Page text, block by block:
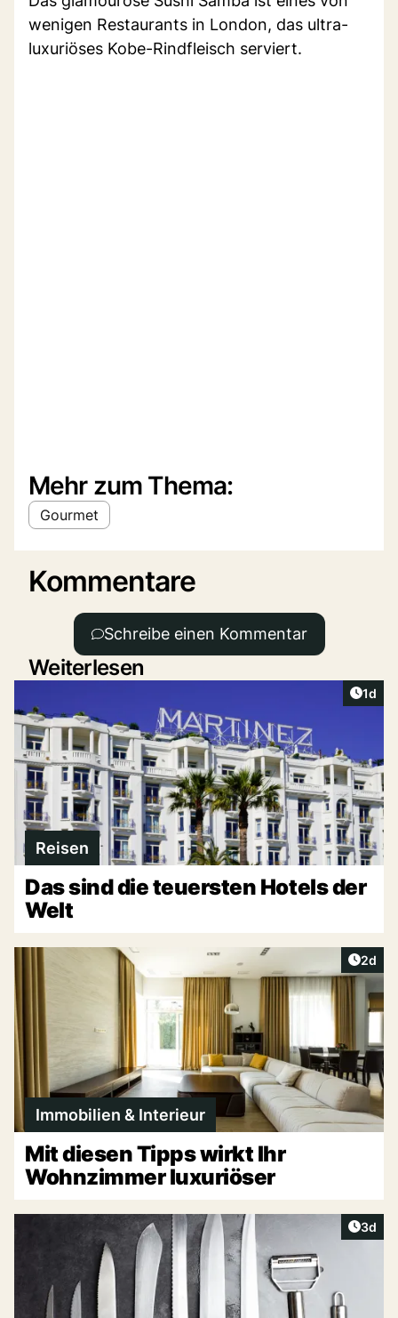
wenigen Restaurants in London, das ultra-
luxuriöses Kobe-Rindfleisch serviert.
Mehr zum Thema:
Gourmet
Kommentare
Schreibe einen Kommentar
Weiterlesen
1d
Reisen
Das sind die teuersten Hotels der
Welt
2d
Immobilien & Interieur
Mit diesen Tipps wirkt Ihr
Wohnzimmer luxuriöser
3d